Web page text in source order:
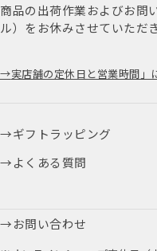
商品の出荷作業およびお問
ル）をお休みさせていただ
実店舗の定休日と営業時間」
ギフトラッピング
よくある質問
お問い合わせ